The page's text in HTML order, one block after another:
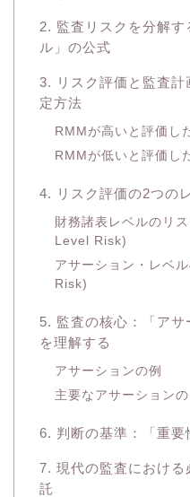
2. 監査リスクを分解
ル」の公式
3. リスク評価と監査
定方法
RMMが高いと評価し
RMMが低いと評価し
4. リスク評価の2つの
財務諸表レベルのリ
Level Risk)
アサーション・レベ
Risk)
5. 監査の核心：「アサ
を理解する
アサーションの例
主要なアサーション
6. 判断の基準：「重
7. 現代の監査におけ
託